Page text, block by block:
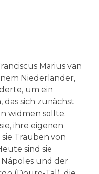
Marius van
Niederländer,
um ein
sich zunächst
widmen sollte.
ihre eigenen
Trauben von
sind sie
und der